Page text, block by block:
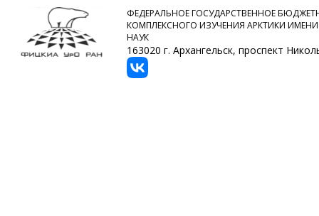
ФЕДЕРАЛЬНОЕ ГОСУДАРСТВЕННОЕ
КОМПЛЕКСНОГО ИЗУЧЕНИЯ АРКТИКИ
НАУК
163020 г. Архангельск, проспект